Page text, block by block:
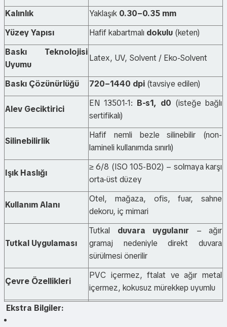
Kalınlık
Yaklaşık 0.30–0.35 mm
Yüzey Yapısı
Hafif kabartmalı dokulu (keten)
Baskı Teknolojisi
Uyumu
Latex, UV, Solvent / Eko-Solvent
Baskı Çözünürlüğü 720–1440 dpi (tavsiye edilen)
Alev Geciktirici
EN 13501-1: B-s1, d0 (isteğe bağlı
sertifikalı)
Silinebilirlik
Hafif nemli bezle silinebilir (non-
lamineli kullanımda sınırlı)
Işık Haslığı
≥ 6/8 (ISO 105-B02) – solmaya karşı
orta-üst düzey
Kullanım Alanı
Otel, mağaza, ofis, fuar, sahne
dekoru, iç mimari
Tutkal Uygulaması
Tutkal duvara uygulanır – ağır
gramaj nedeniyle direkt duvara
sürülmesi önerilir
Çevre Özellikleri
PVC içermez, ftalat ve ağır metal
içermez, kokusuz mürekkep uyumlu
Ekstra Bilgiler: